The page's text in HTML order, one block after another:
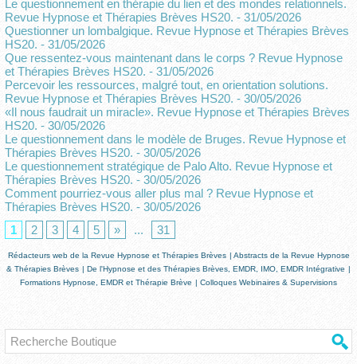
Le questionnement en thérapie du lien et des mondes relationnels.
Revue Hypnose et Thérapies Brèves HS20. - 31/05/2026
Questionner un lombalgique. Revue Hypnose et Thérapies Brèves
HS20. - 31/05/2026
Que ressentez-vous maintenant dans le corps ? Revue Hypnose
et Thérapies Brèves HS20. - 31/05/2026
Percevoir les ressources, malgré tout, en orientation solutions.
Revue Hypnose et Thérapies Brèves HS20. - 30/05/2026
«Il nous faudrait un miracle». Revue Hypnose et Thérapies Brèves
HS20. - 30/05/2026
Le questionnement dans le modèle de Bruges. Revue Hypnose et
Thérapies Brèves HS20. - 30/05/2026
Le questionnement stratégique de Palo Alto. Revue Hypnose et
Thérapies Brèves HS20. - 30/05/2026
Comment pourriez-vous aller plus mal ? Revue Hypnose et
Thérapies Brèves HS20. - 30/05/2026
1
2 3 4 5 » ... 31
Rédacteurs web de la Revue Hypnose et Thérapies Brèves | Abstracts de la Revue Hypnose
& Thérapies Brèves | De l'Hypnose et des Thérapies Brèves, EMDR, IMO, EMDR Intégrative |
Formations Hypnose, EMDR et Thérapie Brève | Colloques Webinaires & Supervisions